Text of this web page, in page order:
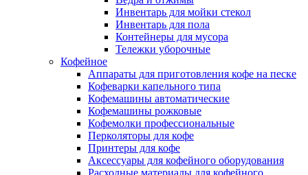
Инвентарь для мойки стекол
Инвентарь для пола
Контейнеры для мусора
Тележки уборочные
Кофейное
Аппараты для приготовления кофе на песке
Кофеварки капельного типа
Кофемашины автоматические
Кофемашины рожковые
Кофемолки профессиональные
Перколяторы для кофе
Принтеры для кофе
Аксессуары для кофейного оборудования
Расходные материалы для кофейного